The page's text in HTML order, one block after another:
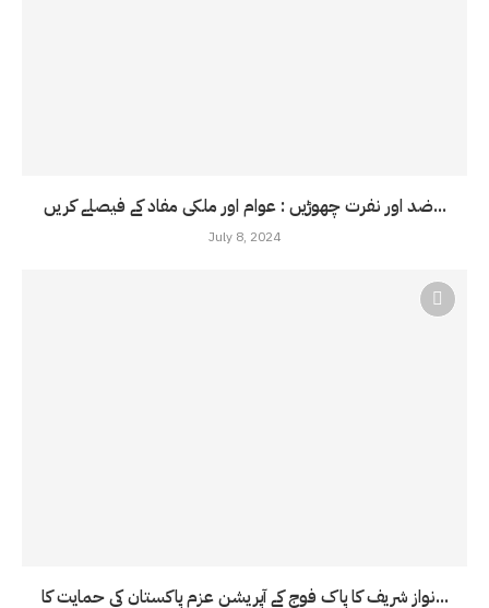
ضد اور نفرت چھوڑیں : عوام اور ملکی مفاد کے فیصلے کریں...
July 8, 2024
نواز شریف کا پاک فوج کے آپریشن عزم پاکستان کی حمایت کا...